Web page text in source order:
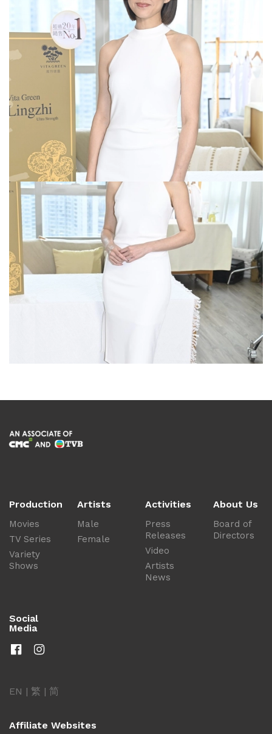
Production
Movies
TV Series
Variety
Shows
Artists
Male
Female
Activities
Press
Releases
Video
Artists
News
About Us
Board of
Directors
Social
Media
EN | 繁 | 简
Affiliate Websites